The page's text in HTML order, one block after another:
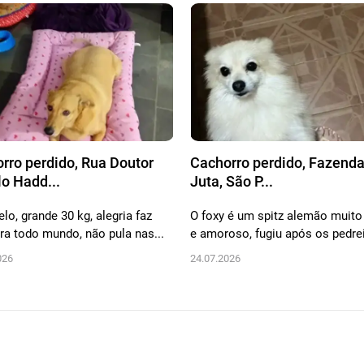
perdido, Rua Doutor
Hadd...
grande 30 kg, alegria faz
todo mundo, não pula nas...
Cachorro perdido,
Juta, São P...
O foxy é um spitz alemão
e amoroso, fugiu após os
24.07.2026